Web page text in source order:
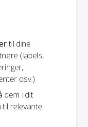
til dine
(labels,
osv.)
dem i dit
til relevante